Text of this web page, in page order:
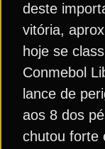
deste
vitória,
hoje se
Conmebol
lance de
aos 8 dos
chutou forte